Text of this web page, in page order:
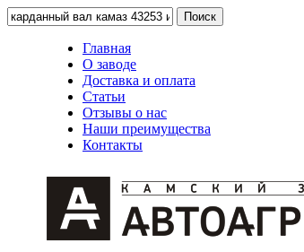
Главная
О заводе
Доставка и оплата
Статьи
Отзывы о нас
Наши преимущества
Контакты